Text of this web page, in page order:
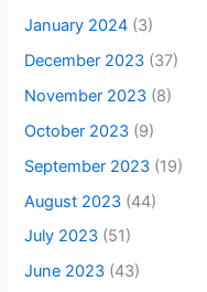
January 2024 (3)
December 2023 (37)
November 2023 (8)
October 2023 (9)
September 2023 (19)
August 2023 (44)
July 2023 (51)
June 2023 (43)